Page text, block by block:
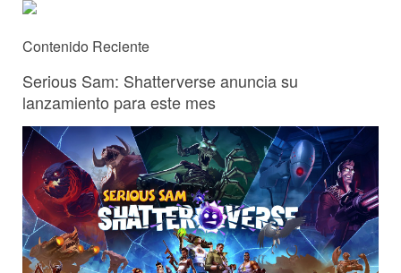
Contenido Reciente
Serious Sam: Shatterverse anuncia su
lanzamiento para este mes